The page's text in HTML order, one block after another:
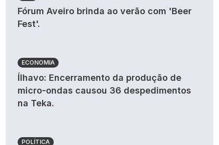
Fórum Aveiro brinda ao verão com 'Beer
Fest'.
ECONOMIA
Ílhavo: Encerramento da produção de
micro-ondas causou 36 despedimentos
na Teka.
POLÍTICA